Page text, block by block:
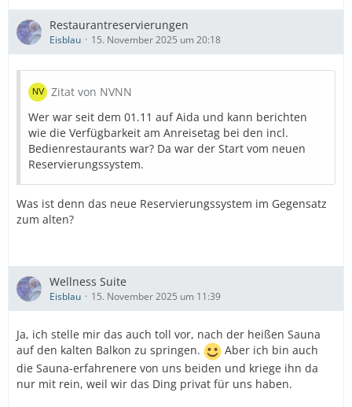
Restaurantreservierungen
Eisblau 15. November 2025 um 20:18
Zitat von NVNN
Wer war seit dem 01.11 auf Aida und kann berichten
wie die Verfügbarkeit am Anreisetag bei den incl.
Bedienrestaurants war? Da war der Start vom neuen
Reservierungssystem.
Was ist denn das neue Reservierungssystem im Gegensatz
zum alten?
Wellness Suite
Eisblau 15. November 2025 um 11:39
Ja, ich stelle mir das auch toll vor, nach der heißen Sauna
auf den kalten Balkon zu springen.
Aber ich bin auch
die Sauna-erfahrenere von uns beiden und kriege ihn da
nur mit rein, weil wir das Ding privat für uns haben.